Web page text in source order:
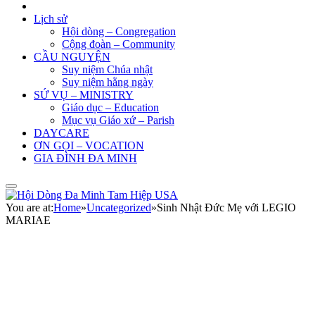
Lịch sử
Hội dòng – Congregation
Cộng đoàn – Community
CẦU NGUYỆN
Suy niệm Chúa nhật
Suy niệm hằng ngày
SỨ VỤ – MINISTRY
Giáo dục – Education
Mục vụ Giáo xứ – Parish
DAYCARE
ƠN GỌI – VOCATION
GIA ĐÌNH ĐA MINH
You are at:Home»Uncategorized»Sinh Nhật Đức Mẹ với LEGIO
MARIAE